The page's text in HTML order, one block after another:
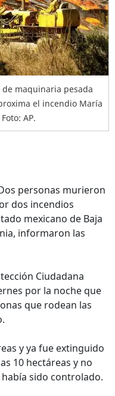
maquinaria pesada
el incendio María
AP.
personas murieron
dos incendios
mexicano de Baja
informaron las
Ciudadana
por la noche que
que rodean las
y ya fue extinguido
10 hectáreas y no
sido controlado.